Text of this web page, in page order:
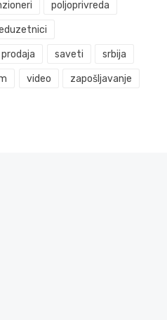
poljoprivreda
prodaja saveti srbija
video zapošljavanje